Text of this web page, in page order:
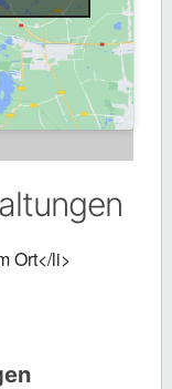
Ort</li>